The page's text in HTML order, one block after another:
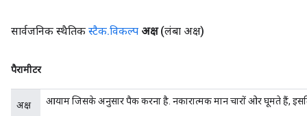
सार्वजनिक स्थैतिक स्टैक.विकल्प अक्ष (लंबा अक्ष)
पैरामीटर
अक्ष आयाम जिसके अनुसार पैक करना है. नकारात्मक मान चारों ओर घूमते हैं,